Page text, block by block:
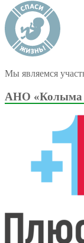
Мы являемся
АНО «Колыма